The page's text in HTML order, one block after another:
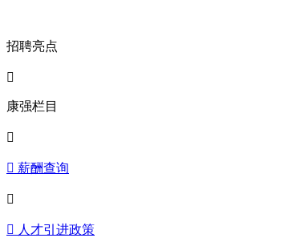
招聘亮点

康强栏目

 薪酬查询

 人才引进政策